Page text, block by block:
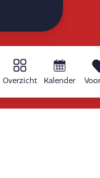
Overzicht Kalender